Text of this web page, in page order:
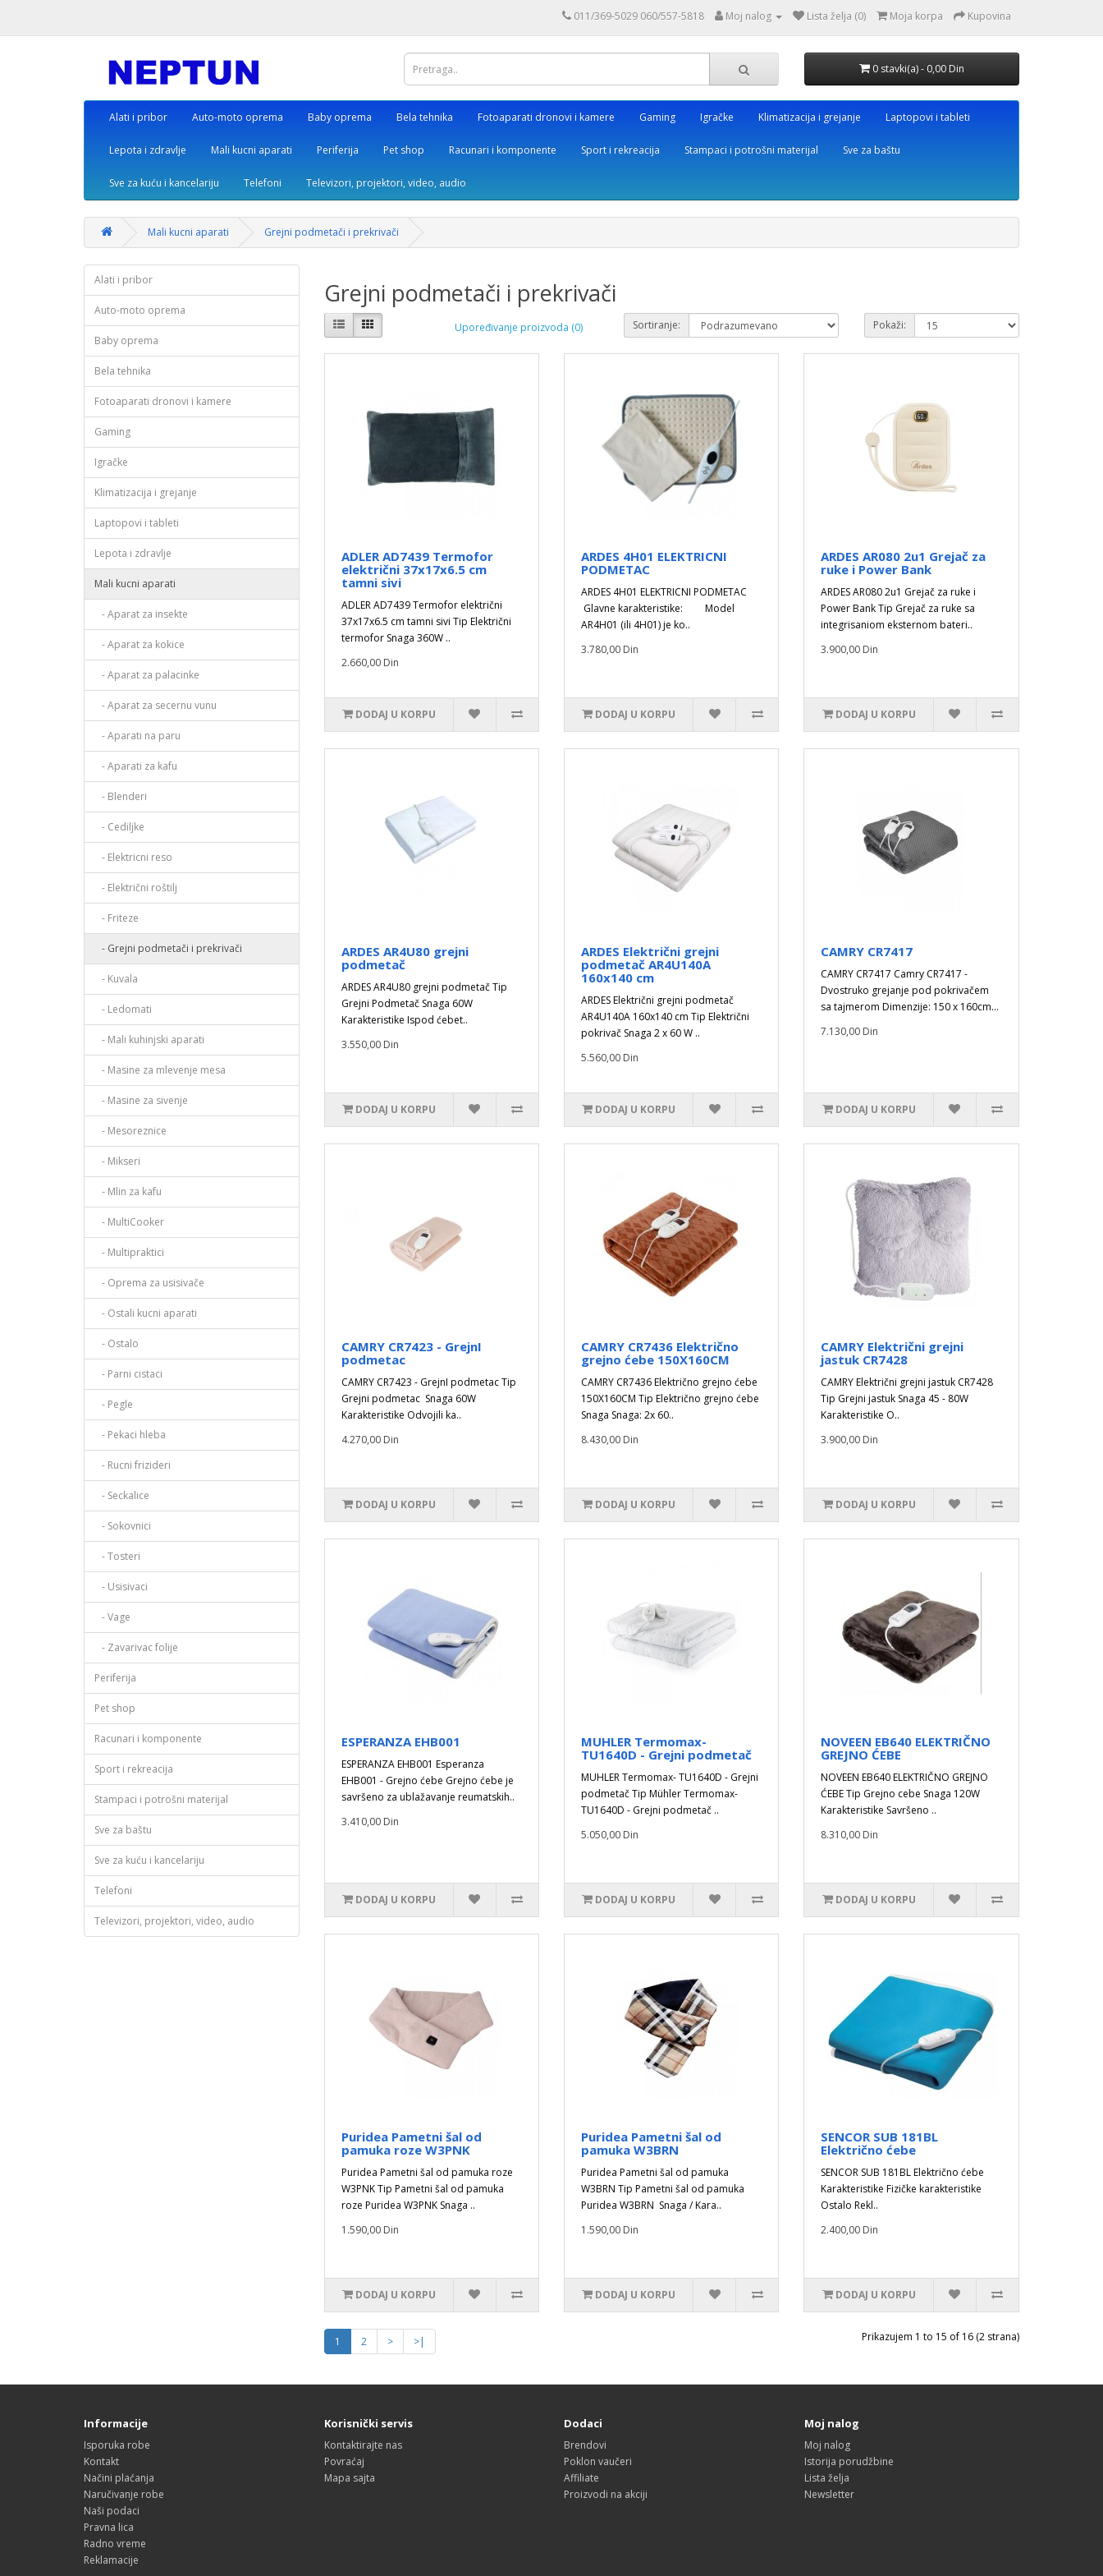
011/369-5029 060/557-5818 Moj nalog Lista želja (0) Moja korpa Kupovina
0 stavki(a) - 0,00 Din
Alati i pribor Auto-moto oprema Baby oprema Bela tehnika Fotoaparati dronovi i kamere Gaming Igračke Klimatizacija i grejanje Laptopovi i tableti
Lepota i zdravlje Mali kucni aparati Periferija Pet shop Racunari i komponente Sport i rekreacija Stampaci i potrošni materijal Sve za baštu
Sve za kuću i kancelariju Telefoni Televizori, projektori, video, audio
Mali kucni aparati Grejni podmetači i prekrivači
Alati i pribor
Auto-moto oprema
Baby oprema
Bela tehnika
Fotoaparati dronovi i kamere
Gaming
Igračke
Klimatizacija i grejanje
Laptopovi i tableti
Lepota i zdravlje
Mali kucni aparati
- Aparat za insekte
- Aparat za kokice
- Aparat za palacinke
- Aparat za secernu vunu
- Aparati na paru
- Aparati za kafu
- Blenderi
- Cediljke
- Elektricni reso
- Električni roštilj
- Friteze
- Grejni podmetači i prekrivači
- Kuvala
- Ledomati
- Mali kuhinjski aparati
- Masine za mlevenje mesa
- Masine za sivenje
- Mesoreznice
- Mikseri
- Mlin za kafu
- MultiCooker
- Multipraktici
- Oprema za usisivače
- Ostali kucni aparati
- Ostalo
- Parni cistaci
- Pegle
- Pekaci hleba
- Rucni frizideri
- Seckalice
- Sokovnici
- Tosteri
- Usisivaci
- Vage
- Zavarivac folije
Periferija
Pet shop
Racunari i komponente
Sport i rekreacija
Stampaci i potrošni materijal
Sve za baštu
Sve za kuću i kancelariju
Telefoni
Televizori, projektori, video, audio
Grejni podmetači i prekrivači
Upoređivanje proizvoda (0) Sortiranje: Pokaži:
ADLER AD7439 Termofor
električni 37x17x6.5 cm
tamni sivi
ADLER AD7439 Termofor električni
37x17x6.5 cm tamni sivi Tip Električni
termofor Snaga 360W ..
2.660,00 Din
DODAJ U KORPU
ARDES 4H01 ELEKTRICNI
PODMETAC
ARDES 4H01 ELEKTRICNI PODMETAC
Glavne karakteristike: Model
AR4H01 (ili 4H01) je ko..
3.780,00 Din
DODAJ U KORPU
ARDES AR080 2u1 Grejač za
ruke i Power Bank
ARDES AR080 2u1 Grejač za ruke i
Power Bank Tip Grejač za ruke sa
integrisaniom eksternom bateri..
3.900,00 Din
DODAJ U KORPU
ARDES AR4U80 grejni
podmetač
ARDES AR4U80 grejni podmetač Tip
Grejni Podmetač Snaga 60W
Karakteristike Ispod ćebet..
3.550,00 Din
DODAJ U KORPU
ARDES Električni grejni
podmetač AR4U140A
160x140 cm
ARDES Električni grejni podmetač
AR4U140A 160x140 cm Tip Električni
pokrivač Snaga 2 x 60 W ..
5.560,00 Din
DODAJ U KORPU
CAMRY CR7417
CAMRY CR7417 Camry CR7417 -
Dvostruko grejanje pod pokrivačem
sa tajmerom Dimenzije: 150 x 160cm...
7.130,00 Din
DODAJ U KORPU
CAMRY CR7423 - GrejnI
podmetac
CAMRY CR7423 - GrejnI podmetac Tip
Grejni podmetac Snaga 60W
Karakteristike Odvojili ka..
4.270,00 Din
DODAJ U KORPU
CAMRY CR7436 Električno
grejno ćebe 150X160CM
CAMRY CR7436 Električno grejno ćebe
150X160CM Tip Električno grejno ćebe
Snaga Snaga: 2x 60..
8.430,00 Din
DODAJ U KORPU
CAMRY Električni grejni
jastuk CR7428
CAMRY Električni grejni jastuk CR7428
Tip Grejni jastuk Snaga 45 - 80W
Karakteristike O..
3.900,00 Din
DODAJ U KORPU
ESPERANZA EHB001
ESPERANZA EHB001 Esperanza
EHB001 - Grejno ćebe Grejno ćebe je
savršeno za ublažavanje reumatskih..
3.410,00 Din
DODAJ U KORPU
MUHLER Termomax-
TU1640D - Grejni podmetač
MUHLER Termomax- TU1640D - Grejni
podmetač Tip Mühler Termomax-
TU1640D - Grejni podmetač ..
5.050,00 Din
DODAJ U KORPU
NOVEEN EB640 ELEKTRIČNO
GREJNO ĆEBE
NOVEEN EB640 ELEKTRIČNO GREJNO
ĆEBE Tip Grejno cebe Snaga 120W
Karakteristike Savršeno ..
8.310,00 Din
DODAJ U KORPU
Puridea Pametni šal od
pamuka roze W3PNK
Puridea Pametni šal od pamuka roze
W3PNK Tip Pametni šal od pamuka
roze Puridea W3PNK Snaga ..
1.590,00 Din
DODAJ U KORPU
Puridea Pametni šal od
pamuka W3BRN
Puridea Pametni šal od pamuka
W3BRN Tip Pametni šal od pamuka
Puridea W3BRN Snaga / Kara..
1.590,00 Din
DODAJ U KORPU
SENCOR SUB 181BL
Električno ćebe
SENCOR SUB 181BL Električno ćebe
Karakteristike Fizičke karakteristike
Ostalo Rekl..
2.400,00 Din
DODAJ U KORPU
1 2 > >| Prikazujem 1 to 15 of 16 (2 strana)
Informacije
Isporuka robe
Kontakt
Načini plaćanja
Naručivanje robe
Naši podaci
Pravna lica
Radno vreme
Reklamacije
Korisnički servis
Kontaktirajte nas
Povraćaj
Mapa sajta
Dodaci
Brendovi
Poklon vaučeri
Affiliate
Proizvodi na akciji
Moj nalog
Moj nalog
Istorija porudžbine
Lista želja
Newsletter